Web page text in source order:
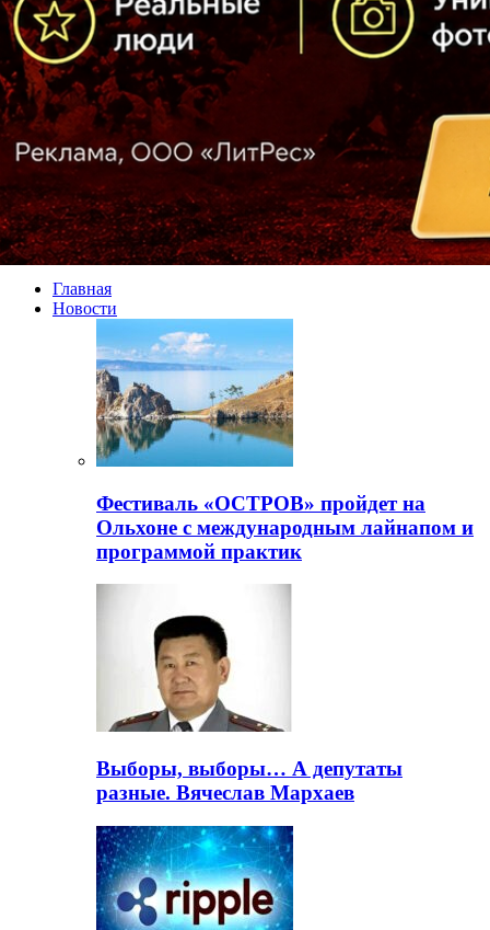
Главная
Новости
Фестиваль «ОСТРОВ» пройдет на
Ольхоне с международным лайнапом и
программой практик
Выборы, выборы… А депутаты
разные. Вячеслав Мархаев